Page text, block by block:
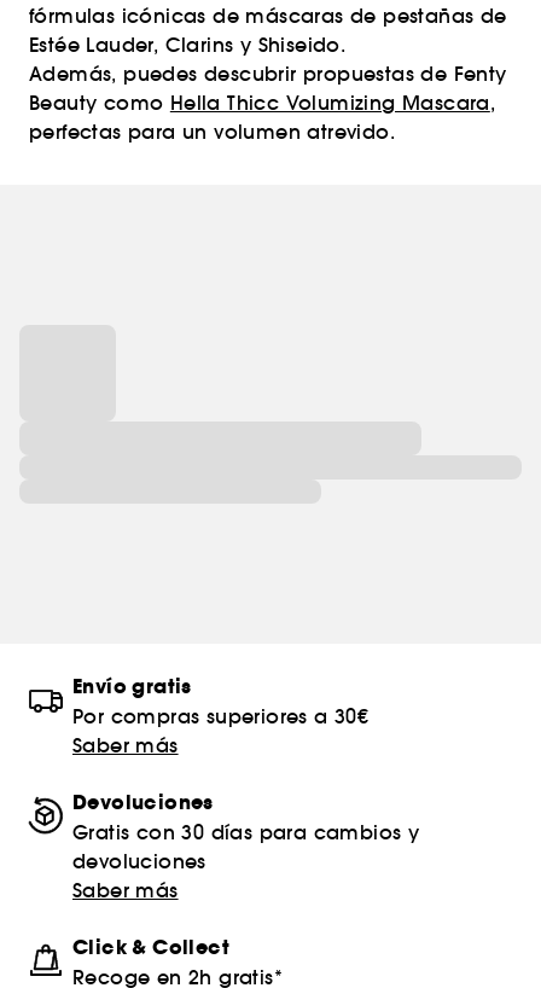
fórmulas icónicas de máscaras de pestañas de
Estée Lauder, Clarins y Shiseido.
Además, puedes descubrir propuestas de Fenty
Beauty como Hella Thicc Volumizing Mascara,
perfectas para un volumen atrevido.
Envío gratis
Por compras superiores a 30€
Saber más
Devoluciones
Gratis con 30 días para cambios y
devoluciones
Saber más
Click & Collect
Recoge en 2h gratis*